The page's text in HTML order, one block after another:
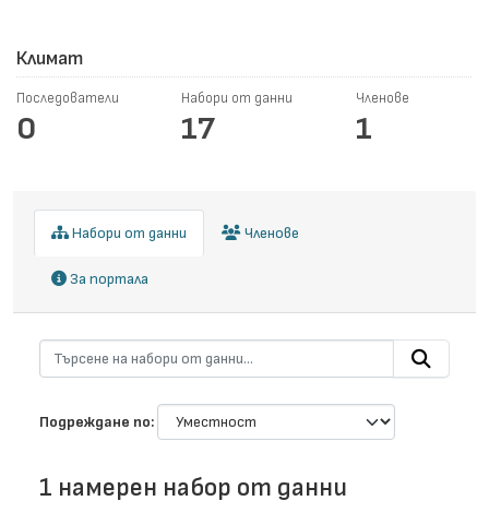
Климат
Последователи
0
Набори от данни
17
Членове
1
Набори от данни Членове
За портала
Подреждане по
1 намерен набор от данни